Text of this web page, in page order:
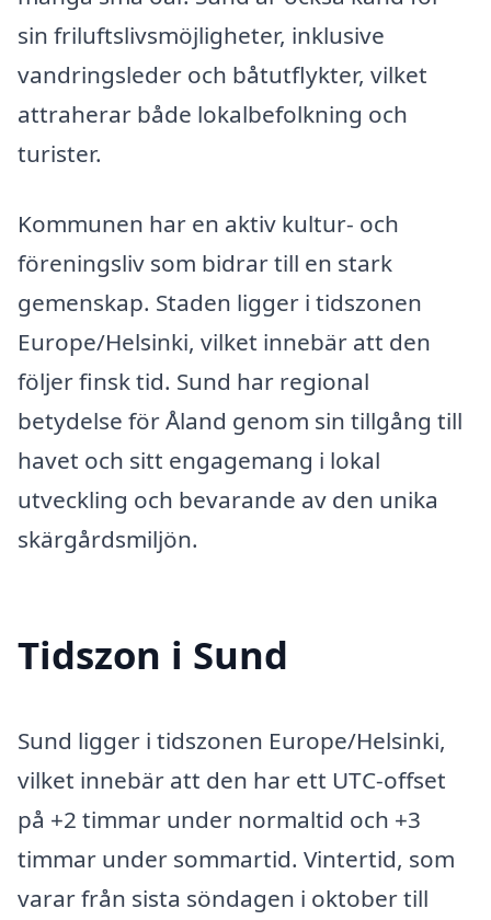
sin friluftslivsmöjligheter, inklusive
vandringsleder och båtutflykter, vilket
attraherar både lokalbefolkning och
turister.
Kommunen har en aktiv kultur- och
föreningsliv som bidrar till en stark
gemenskap. Staden ligger i tidszonen
Europe/Helsinki, vilket innebär att den
följer finsk tid. Sund har regional
betydelse för Åland genom sin tillgång till
havet och sitt engagemang i lokal
utveckling och bevarande av den unika
skärgårdsmiljön.
Tidszon i Sund
Sund ligger i tidszonen Europe/Helsinki,
vilket innebär att den har ett UTC-offset
på +2 timmar under normaltid och +3
timmar under sommartid. Vintertid, som
varar från sista söndagen i oktober till